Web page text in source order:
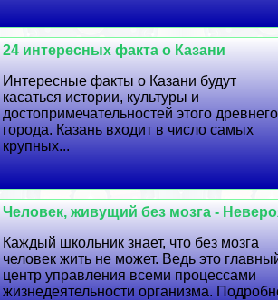
24 интересных факта о Казани
Интересные факты о Казани будут
касаться истории, культуры и
достопримечательностей этого древнего
города. Казань входит в число самых
крупных...
Человек, живущий без мозга -
Каждый школьник знает, что без мозга
человек жить не может. Ведь это
центр управления всеми процессами
жизнедеятельности организма.